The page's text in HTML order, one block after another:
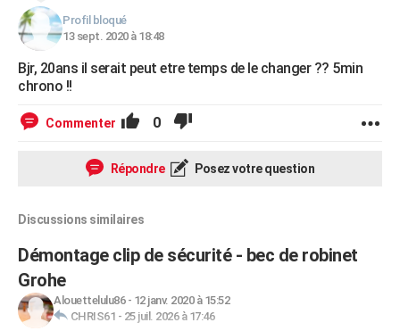
Profil bloqué
13 sept. 2020 à 18:48
Bjr, 20ans il serait peut etre temps de le changer ?? 5min
chrono !!
Commenter 0
Répondre Posez votre question
Discussions similaires
Démontage clip de sécurité - bec de robinet
Grohe
Alouettelulu86- 12 janv. 2020 à 15:52
CHRIS61 - 25 juil. 2026 à 17:46